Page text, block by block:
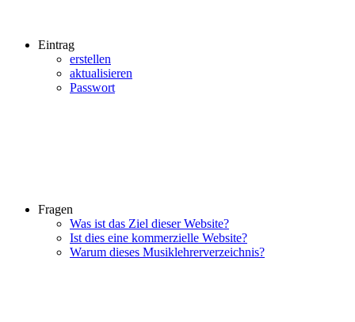
Eintrag
erstellen
aktualisieren
Passwort
Fragen
Was ist das Ziel dieser Website?
Ist dies eine kommerzielle Website?
Warum dieses Musiklehrerverzeichnis?